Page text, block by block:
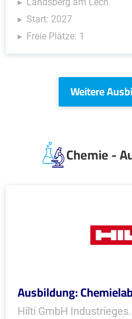
Start: 2027
Freie Plätze: 1
Weitere
Chemie -
Ausbildung:
Hilti GmbH